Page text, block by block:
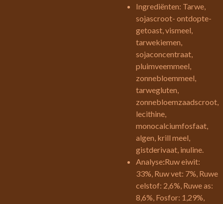
Ingrediënten: Tarwe,
sojascroot- ontdopte-
getoast, vismeel,
tarwekiemen,
sojaconcentraat,
pluimveemmeel,
zonnebloemmeel,
tarwegluten,
zonnebloemzaadscroot,
lecithine,
monocalciumfosfaat,
algen, krill meel,
gistderivaat, inuline.
Analyse:Ruw eiwit:
33%, Ruw vet: 7%, Ruwe
celstof: 2,6%, Ruwe as:
8,6%, Fosfor: 1,29%,